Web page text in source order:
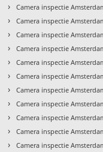
› Camera inspectie
› Camera inspectie
› Camera inspectie
› Camera inspectie
› Camera inspectie
› Camera inspectie
› Camera inspectie
› Camera inspectie
› Camera inspectie
› Camera inspectie
› Camera inspectie